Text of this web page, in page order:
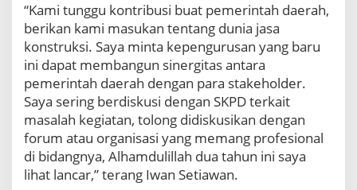
t
i
a
n
B
u
p
a
t
i
a
“Kami tunggu kontribusi buat pemerintah daerah,
berikan kami masukan tentang dunia jasa
konstruksi. Saya minta kepengurusan yang baru
ini dapat membangun sinergitas antara
pemerintah daerah dengan para stakeholder.
Saya sering berdiskusi dengan SKPD terkait
masalah kegiatan, tolong didiskusikan dengan
forum atau organisasi yang memang profesional
di bidangnya, Alhamdulillah dua tahun ini saya
lihat lancar,” terang Iwan Setiawan.